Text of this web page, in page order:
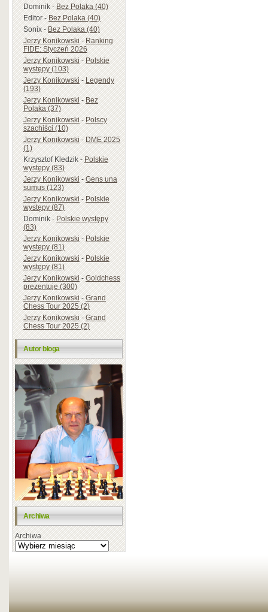
Dominik-Bez Polaka (40)
Editor-Bez Polaka (40)
Sonix-Bez Polaka (40)
Jerzy Konikowski-Ranking
FIDE: Styczeń 2026
Jerzy Konikowski-Polskie
występy (103)
Jerzy Konikowski-Legendy
(193)
Jerzy Konikowski-Bez
Polaka (37)
Jerzy Konikowski-Polscy
szachiści (10)
Jerzy Konikowski-DME 2025
(1)
Krzysztof Kledzik-Polskie
występy (83)
Jerzy Konikowski-Gens una
sumus (123)
Jerzy Konikowski-Polskie
występy (87)
Dominik-Polskie występy
(83)
Jerzy Konikowski-Polskie
występy (81)
Jerzy Konikowski-Polskie
występy (81)
Jerzy Konikowski-Goldchess
prezentuje (300)
Jerzy Konikowski-Grand
Chess Tour 2025 (2)
Jerzy Konikowski-Grand
Chess Tour 2025 (2)
Autor bloga
Archiwa
Archiwa